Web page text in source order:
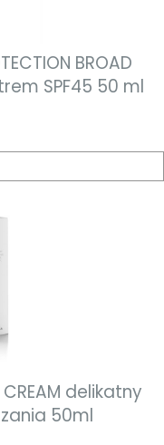
BROAD
SPF45 50 ml
CREAM delikatny
50ml